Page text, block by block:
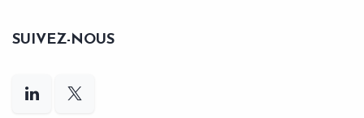
SUIVEZ-NOUS